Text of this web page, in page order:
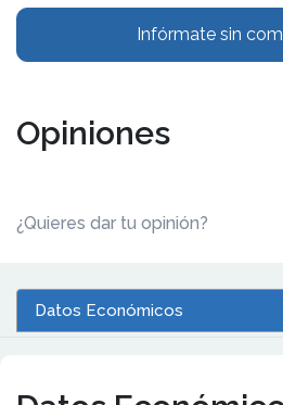
Infórmate sin
Opiniones
¿Quieres dar tu opinión?
Datos Económicos